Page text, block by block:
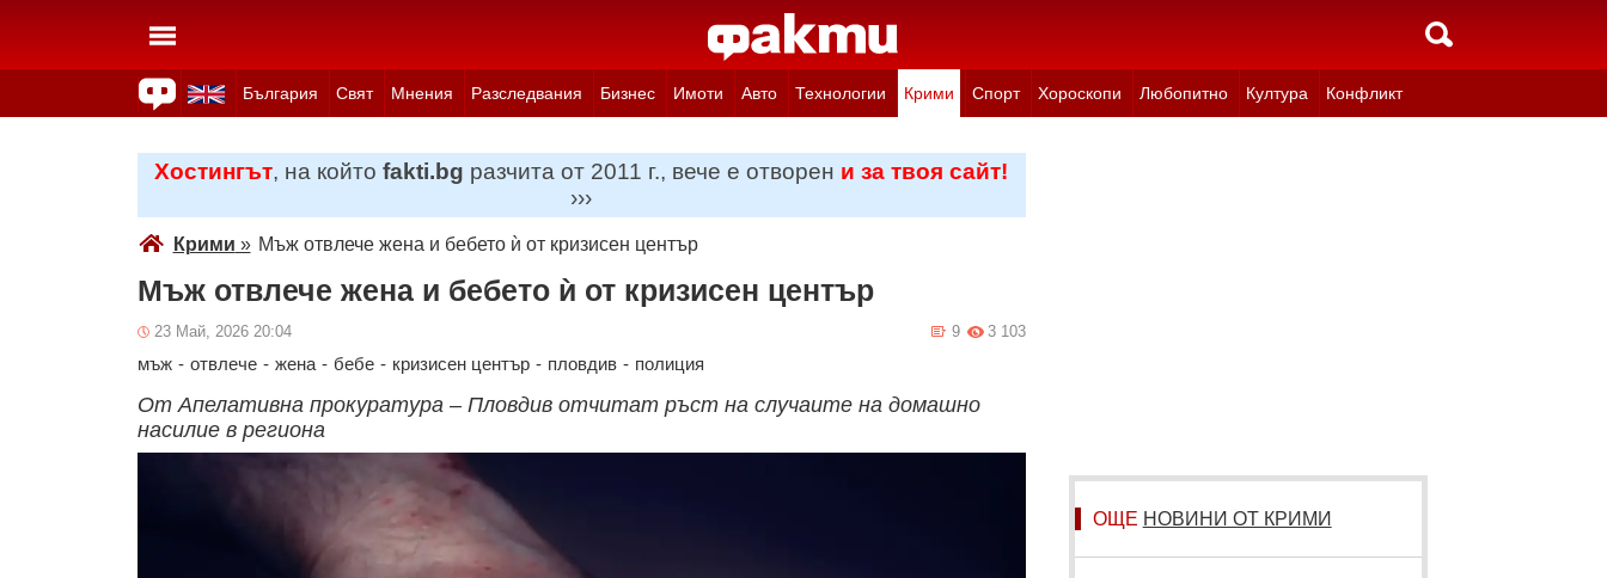
България Свят Мнения Разследвания Бизнес Имоти Авто Технологии Крими Спорт Хороскопи Любопитно Култура Конфликт
Хостингът, на койтоfakti.bg разчита от 2011 г., вече е отворен и за твоя сайт!
›››
Крими » Мъж отвлече жена и бебето ѝ от кризисен център
Мъж отвлече жена и бебето ѝ от кризисен център
23 Май, 2026 20:04 3 103
9
мъж - отвлече - жена - бебе - кризисен център - пловдив - полиция
От Апелативна прокуратура – Пловдив отчитат ръст на случаите на домашно
насилие в региона
ОЩЕ НОВИНИ ОТ КРИМИ